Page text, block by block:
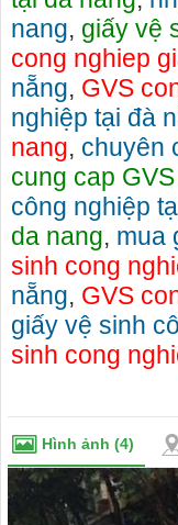
nang, giấy vệ
cong nghiep
nẵng, GVS
nghiệp tại đà
nang, chuyên
cung cap
công nghiệp
da nang, mua
sinh cong
nẵng, GVS
giấy vệ sinh
sinh cong
Hình ảnh (4)